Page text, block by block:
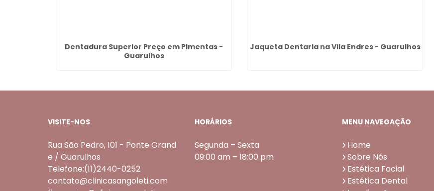
Dentadura Superior Preço em Pimentas -
Guarulhos
Jaqueta Dentaria na Vila Endres - Guarulhos
VISITE-NOS
Rua São Pedro, 101 - Ponte Grand
e / Guarulhos
Telefone:(11)2440-0252
contato@clinicasangoleti.com
HORÁRIOS
Segunda – Sexta
09:00 am – 18:00 pm
MENU NAVEGAÇÃO
Home
Sobre Nós
Estética Facial
Estética Dental